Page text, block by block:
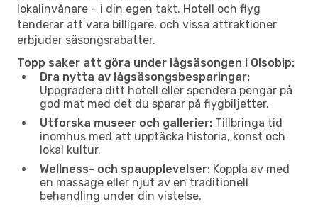
lokalinvånare – i din egen takt. Hotell och flyg
tenderar att vara billigare, och vissa attraktioner
erbjuder säsongsrabatter.
Topp saker att göra under lågsäsongen i Olsobip:
Dra nytta av lågsäsongsbesparingar:
Uppgradera ditt hotell eller spendera pengar på
god mat med det du sparar på flygbiljetter.
Utforska museer och gallerier: Tillbringa tid
inomhus med att upptäcka historia, konst och
lokal kultur.
Wellness- och spaupplevelser: Koppla av med
en massage eller njut av en traditionell
behandling under din vistelse.